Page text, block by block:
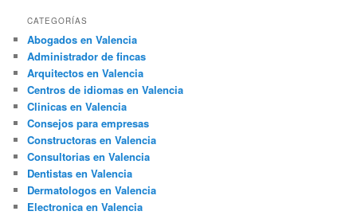
CATEGORÍAS
Abogados en Valencia
Administrador de fincas
Arquitectos en Valencia
Centros de idiomas en Valencia
Clinicas en Valencia
Consejos para empresas
Constructoras en Valencia
Consultorias en Valencia
Dentistas en Valencia
Dermatologos en Valencia
Electronica en Valencia